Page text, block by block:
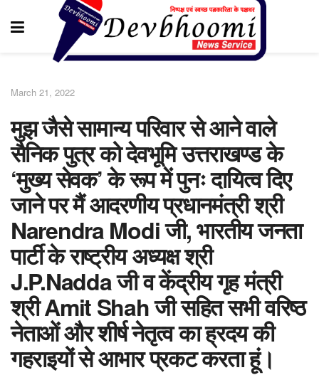
March 21, 2022
मुझ जैसे सामान्य परिवार से आने वाले
सैनिक पुत्र को देवभूमि उत्तराखण्ड के
‘मुख्य सेवक’ के रूप में पुनः दायित्व दिए
जाने पर मैं आदरणीय प्रधानमंत्री श्री
Narendra Modi जी, भारतीय जनता
पार्टी के राष्ट्रीय अध्यक्ष श्री
J.P.Nadda जी व केंद्रीय गृह मंत्री
श्री Amit Shah जी सहित सभी वरिष्ठ
नेताओं और शीर्ष नेतृत्व का ह्रदय की
गहराइयों से आभार प्रकट करता हूं।